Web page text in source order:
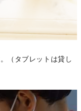
（タブレットは貸し